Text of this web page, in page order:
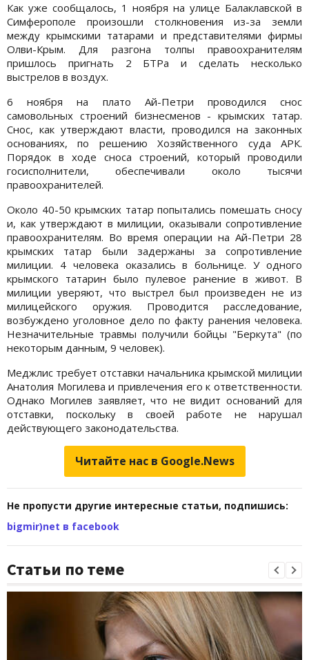
Как уже сообщалось, 1 ноября на улице Балаклавской в
Симферополе произошли столкновения из-за земли
между крымскими татарами и представителями фирмы
Олви-Крым. Для разгона толпы правоохранителям
пришлось пригнать 2 БТРа и сделать несколько
выстрелов в воздух.
6 ноября на плато Ай-Петри проводился снос
самовольных строений бизнесменов - крымских татар.
Снос, как утверждают власти, проводился на законных
основаниях, по решению Хозяйственного суда АРК.
Порядок в ходе сноса строений, который проводили
госисполнители, обеспечивали около тысячи
правоохранителей.
Около 40-50 крымских татар попытались помешать сносу
и, как утверждают в милиции, оказывали сопротивление
правоохранителям. Во время операции на Ай-Петри 28
крымских татар были задержаны за сопротивление
милиции. 4 человека оказались в больнице. У одного
крымского татарин было пулевое ранение в живот. В
милиции уверяют, что выстрел был произведен не из
милицейского оружия. Проводится расследование,
возбуждено уголовное дело по факту ранения человека.
Незначительные травмы получили бойцы "Беркута" (по
некоторым данным, 9 человек).
Меджлис требует отставки начальника крымской милиции
Анатолия Могилева и привлечения его к ответственности.
Однако Могилев заявляет, что не видит оснований для
отставки, поскольку в своей работе не нарушал
действующего законодательства.
Читайте нас в Google.News
Не пропусти другие интересные статьи, подпишись:
bigmir)net в facebook
Статьи по теме